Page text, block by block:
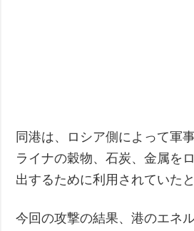
同港は、ロシア側によって軍
ライナの穀物、石炭、金属を
出するために利用されていたと
今回の攻撃の結果、港のエネ